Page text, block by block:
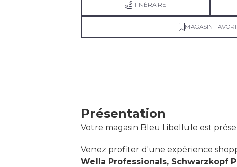
ITINÉRAIRE
MAGASIN FAVORI
Présentation
Votre magasin Bleu Libellule est
Venez profiter d'une expérience
Wella Professionals, Schwarzkopf